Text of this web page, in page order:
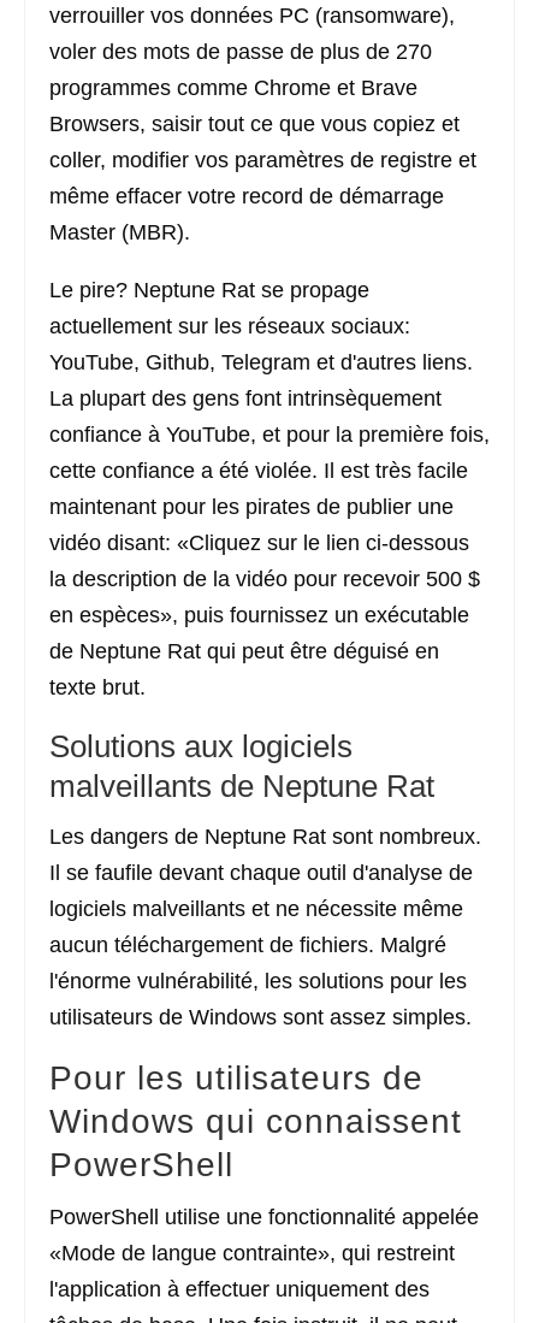
verrouiller vos données PC (ransomware),
voler des mots de passe de plus de 270
programmes comme Chrome et Brave
Browsers, saisir tout ce que vous copiez et
coller, modifier vos paramètres de registre et
même effacer votre record de démarrage
Master (MBR).
Le pire? Neptune Rat se propage
actuellement sur les réseaux sociaux:
YouTube, Github, Telegram et d'autres liens.
La plupart des gens font intrinsèquement
confiance à YouTube, et pour la première fois,
cette confiance a été violée. Il est très facile
maintenant pour les pirates de publier une
vidéo disant: «Cliquez sur le lien ci-dessous
la description de la vidéo pour recevoir 500 $
en espèces», puis fournissez un exécutable
de Neptune Rat qui peut être déguisé en
texte brut.
Solutions aux logiciels
malveillants de Neptune Rat
Les dangers de Neptune Rat sont nombreux.
Il se faufile devant chaque outil d'analyse de
logiciels malveillants et ne nécessite même
aucun téléchargement de fichiers. Malgré
l'énorme vulnérabilité, les solutions pour les
utilisateurs de Windows sont assez simples.
Pour les utilisateurs de
Windows qui connaissent
PowerShell
PowerShell utilise une fonctionnalité appelée
«Mode de langue contrainte», qui restreint
l'application à effectuer uniquement des